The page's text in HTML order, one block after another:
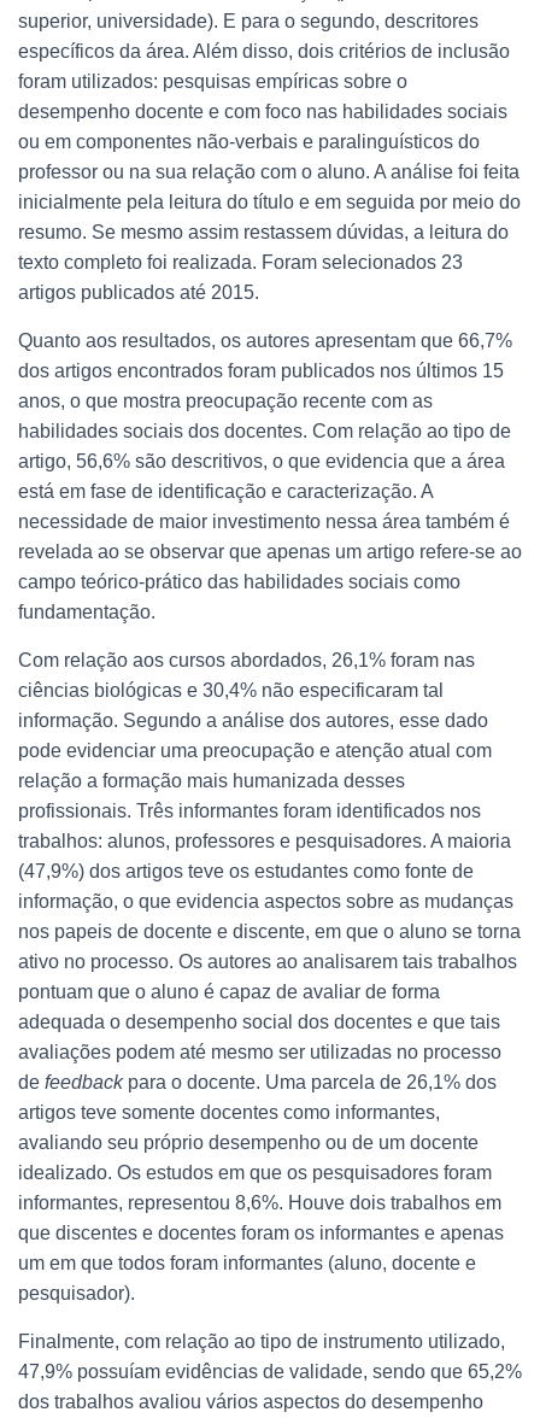
superior, universidade). E para o segundo, descritores
específicos da área. Além disso, dois critérios de inclusão
foram utilizados: pesquisas empíricas sobre o
desempenho docente e com foco nas habilidades sociais
ou em componentes não-verbais e paralinguísticos do
professor ou na sua relação com o aluno. A análise foi feita
inicialmente pela leitura do título e em seguida por meio do
resumo. Se mesmo assim restassem dúvidas, a leitura do
texto completo foi realizada. Foram selecionados 23
artigos publicados até 2015.
Quanto aos resultados, os autores apresentam que 66,7%
dos artigos encontrados foram publicados nos últimos 15
anos, o que mostra preocupação recente com as
habilidades sociais dos docentes. Com relação ao tipo de
artigo, 56,6% são descritivos, o que evidencia que a área
está em fase de identificação e caracterização. A
necessidade de maior investimento nessa área também é
revelada ao se observar que apenas um artigo refere-se ao
campo teórico-prático das habilidades sociais como
fundamentação.
Com relação aos cursos abordados, 26,1% foram nas
ciências biológicas e 30,4% não especificaram tal
informação. Segundo a análise dos autores, esse dado
pode evidenciar uma preocupação e atenção atual com
relação a formação mais humanizada desses
profissionais. Três informantes foram identificados nos
trabalhos: alunos, professores e pesquisadores. A maioria
(47,9%) dos artigos teve os estudantes como fonte de
informação, o que evidencia aspectos sobre as mudanças
nos papeis de docente e discente, em que o aluno se torna
ativo no processo. Os autores ao analisarem tais trabalhos
pontuam que o aluno é capaz de avaliar de forma
adequada o desempenho social dos docentes e que tais
avaliações podem até mesmo ser utilizadas no processo
de feedbackpara o docente. Uma parcela de 26,1% dos
artigos teve somente docentes como informantes,
avaliando seu próprio desempenho ou de um docente
idealizado. Os estudos em que os pesquisadores foram
informantes, representou 8,6%. Houve dois trabalhos em
que discentes e docentes foram os informantes e apenas
um em que todos foram informantes (aluno, docente e
pesquisador).
Finalmente, com relação ao tipo de instrumento utilizado,
47,9% possuíam evidências de validade, sendo que 65,2%
dos trabalhos avaliou vários aspectos do desempenho